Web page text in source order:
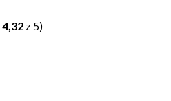
4,32 z 5)